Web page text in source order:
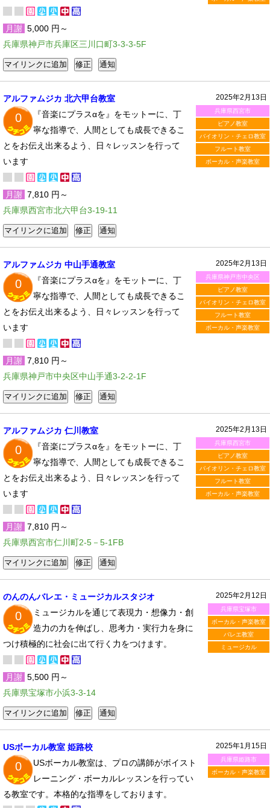
月謝 5,000 円～
兵庫県神戸市兵庫区三川口町3-3-3-5F
2025年2月13日
兵庫県西宮市
ピアノ教室
バイオリン・チェロ教室
フルート教室
ボーカル・声楽教室
アルファムジカ 北六甲台教室
0
『音楽にプラスαを』をモットーに、丁
寧な指導で、人間としても成長できるこ
とをお伝え出来るよう、日々レッスンを行って
います
月謝 7,810 円～
兵庫県西宮市北六甲台3-19-11
2025年2月13日
兵庫県神戸市中央区
ピアノ教室
バイオリン・チェロ教室
フルート教室
ボーカル・声楽教室
アルファムジカ 中山手通教室
0
『音楽にプラスαを』をモットーに、丁
寧な指導で、人間としても成長できるこ
とをお伝え出来るよう、日々レッスンを行って
います
月謝 7,810 円～
兵庫県神戸市中央区中山手通3-2-2-1F
2025年2月13日
兵庫県西宮市
ピアノ教室
バイオリン・チェロ教室
フルート教室
ボーカル・声楽教室
アルファムジカ 仁川教室
0
『音楽にプラスαを』をモットーに、丁
寧な指導で、人間としても成長できるこ
とをお伝え出来るよう、日々レッスンを行って
います
月謝 7,810 円～
兵庫県西宮市仁川町2-5－5-1FB
2025年2月12日
兵庫県宝塚市
ボーカル・声楽教室
バレエ教室
ミュージカル
のんのんバレエ・ミュージカルスタジオ
0
ミュージカルを通じて表現力・想像力・創
造力の力を伸ばし、思考力・実行力を身に
つけ積極的に社会に出て行く力をつけます。
月謝 5,500 円～
兵庫県宝塚市小浜3-3-14
2025年1月15日
兵庫県姫路市
ボーカル・声楽教室
USボーカル教室 姫路校
0
USボーカル教室は、プロの講師がボイスト
レーニング・ボーカルレッスンを行ってい
る教室です。本格的な指導をしております。